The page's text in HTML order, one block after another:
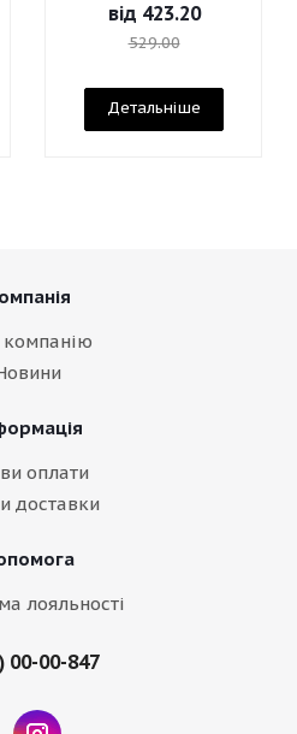
від 423.20
529.00
Детальніше
оплати
доставки
лояльності
00-00-847